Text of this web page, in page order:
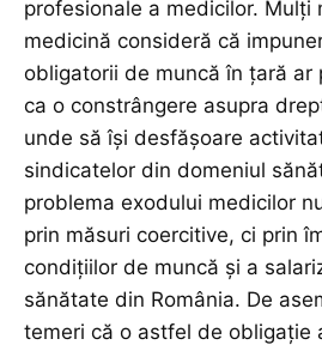
profesionale a medicilor. Mulți
medicină consideră că
obligatorii de muncă în țară ar
ca o constrângere asupra
unde să își desfășoare
sindicatelor din domeniul
problema exodului medicilor
prin măsuri coercitive, ci prin
condițiilor de muncă și a
sănătate din România. De
temeri că o astfel de obligație